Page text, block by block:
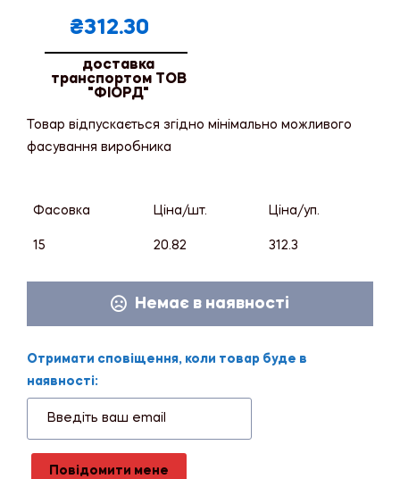
₴312.30
доставка
транспортом ТОВ
"ФІОРД"
Товар відпускається згідно мінімально можливого
фасування виробника
Фасовка Ціна/шт. Ціна/уп.
15 20.82 312.3
Немає в наявності
Отримати сповіщення, коли товар буде в
наявності:
Повідомити мене